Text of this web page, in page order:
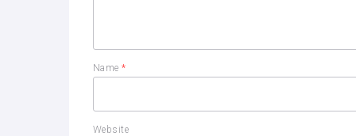
Name*
Website